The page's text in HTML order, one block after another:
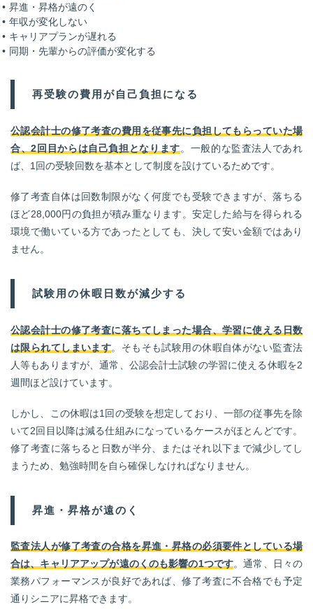
昇進・昇格が遠のく
年収が変化しない
キャリアプランが遅れる
同期・先輩からの評価が変化する
再受験の費用が自己負担になる
公認会計士の修了考査の費用を従事先に負担してもらっていた場
合、2回目からは自己負担となります。一般的な監査法人であれ
ば、1回の受験回数を基本として制度を設けているためです。
修了考査自体は回数制限がなく何度でも受験できますが、落ちる
ほど28,000円の負担が積み重なります。安定した給与を得られる
環境で働いている方であったとしても、決して安い金額ではあり
ません。
試験用の休暇日数が減少する
公認会計士の修了考査に落ちてしまった場合、学習に使える日数
は限られてしまいます。そもそも試験用の休暇自体がない監査法
人等もありますが、通常、公認会計士試験の学習に使える休暇を2
週間ほど設けています。
しかし、この休暇は1回の受験を想定しており、一部の従事先を除
いて2回目以降は減る仕組みになっているケースがほとんどです。
修了考査に落ちると日数が半分、またはそれ以下まで減少してし
まうため、勉強時間を自ら確保しなければなりません。
昇進・昇格が遠のく
監査法人が修了考査の合格を昇進・昇格の必須要件としている場
合は、キャリアアップが遠のくのも影響の1つです。通常、日々の
業務パフォーマンスが良好であれば、修了考査に不合格でも予定
通りシニアに昇格できます。